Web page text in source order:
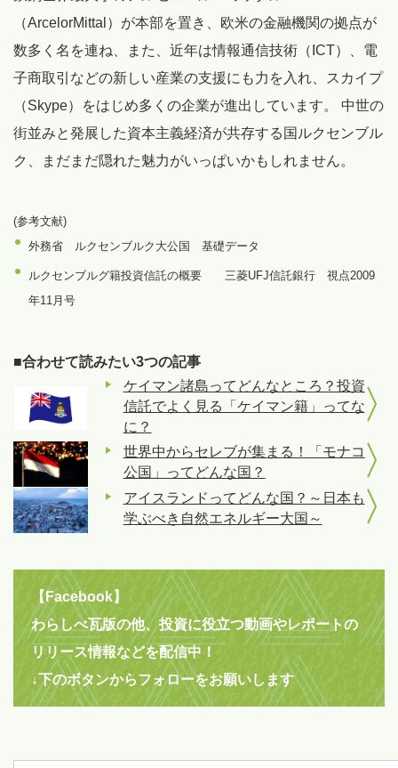
（ArcelorMittal）が本部を置き、欧米の金融機関の拠点が
数多く名を連ね、また、近年は情報通信技術（ICT）、電
子商取引などの新しい産業の支援にも力を入れ、スカイプ
（Skype）をはじめ多くの企業が進出しています。 中世の
街並みと発展した資本主義経済が共存する国ルクセンブル
ク、まだまだ隠れた魅力がいっぱいかもしれません。
(参考文献)
外務省 ルクセンブルク大公国 基礎データ
ルクセンブルグ籍投資信託の概要 三菱UFJ信託銀行 視点2009
年11月号
■合わせて読みたい3つの記事
ケイマン諸島ってどんなところ？投資
信託でよく見る「ケイマン籍」ってな
に？
世界中からセレブが集まる！「モナコ
公国」ってどんな国？
アイスランドってどんな国？～日本も
学ぶべき自然エネルギー大国～
【Facebook】
わらしべ瓦版の他、投資に役立つ動画やレポートの
リリース情報などを配信中！
↓下のボタンからフォローをお願いします